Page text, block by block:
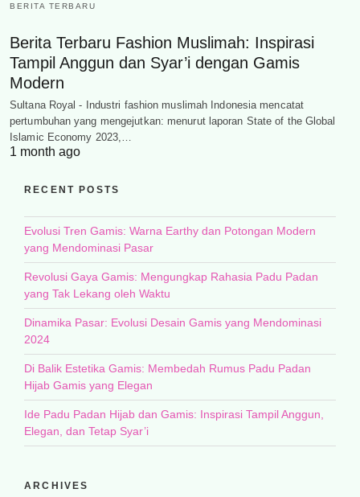
BERITA TERBARU
Berita Terbaru Fashion Muslimah: Inspirasi
Tampil Anggun dan Syar’i dengan Gamis
Modern
Sultana Royal - Industri fashion muslimah Indonesia mencatat
pertumbuhan yang mengejutkan: menurut laporan State of the Global
Islamic Economy 2023,…
1 month ago
RECENT POSTS
Evolusi Tren Gamis: Warna Earthy dan Potongan Modern
yang Mendominasi Pasar
Revolusi Gaya Gamis: Mengungkap Rahasia Padu Padan
yang Tak Lekang oleh Waktu
Dinamika Pasar: Evolusi Desain Gamis yang Mendominasi
2024
Di Balik Estetika Gamis: Membedah Rumus Padu Padan
Hijab Gamis yang Elegan
Ide Padu Padan Hijab dan Gamis: Inspirasi Tampil Anggun,
Elegan, dan Tetap Syar’i
ARCHIVES